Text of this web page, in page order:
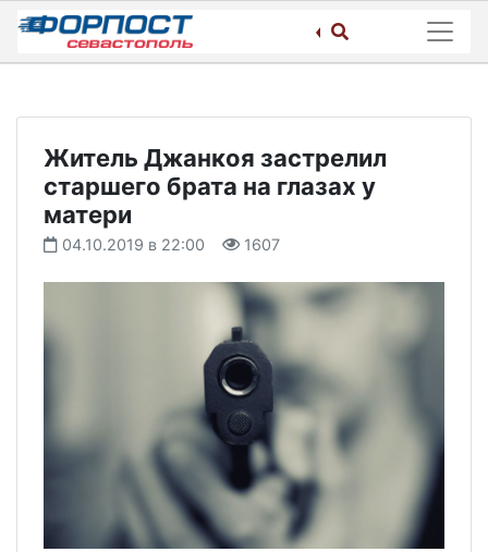
Skip
content
Житель Джанкоя застрелил
старшего брата на глазах у
матери
04.10.2019 в 22:00 1607